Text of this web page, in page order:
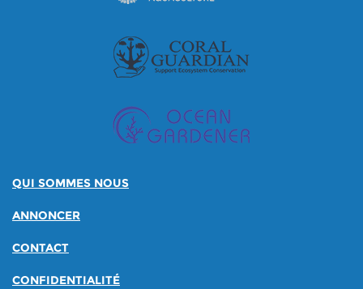
QUI SOMMES NOUS
ANNONCER
CONTACT
CONFIDENTIALITÉ